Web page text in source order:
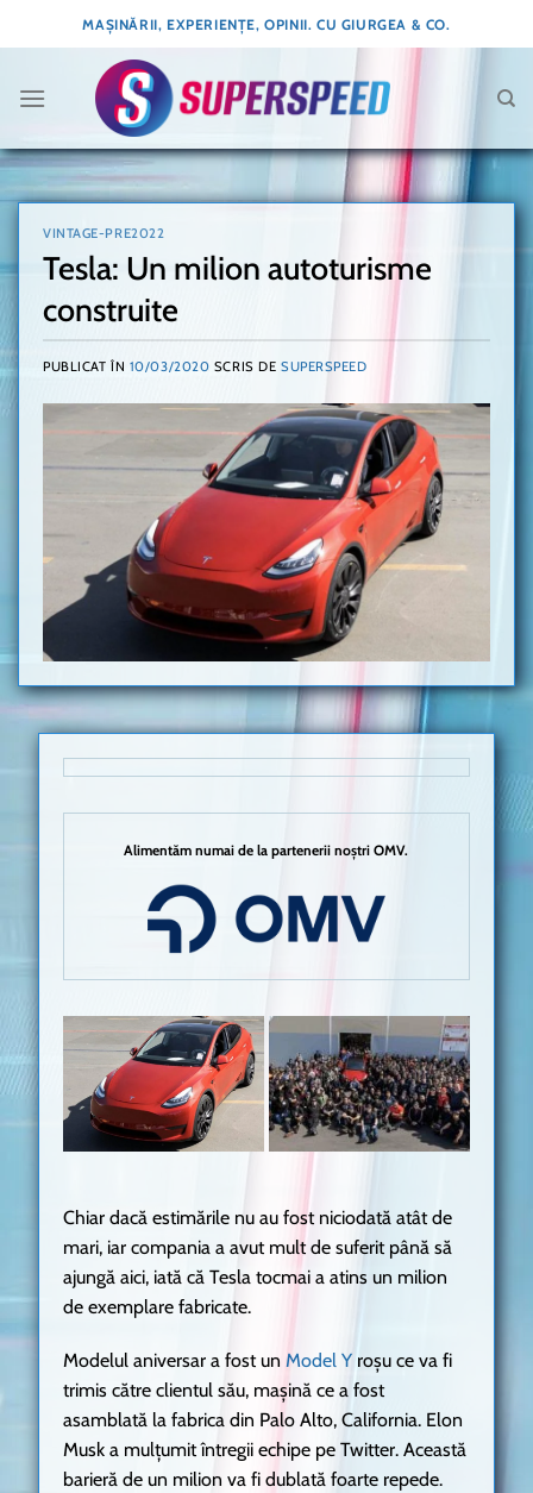
to
MAȘINĂRII, EXPERIENȚE, OPINII. CU GIURGEA & CO.
VINTAGE-PRE2022
Tesla: Un milion autoturisme
construite
PUBLICAT ÎN 10/03/2020 SCRIS DE SUPERSPEED
Alimentăm numai de la partenerii noștri OMV.
Chiar dacă estimările nu au fost niciodată atât de
mari, iar compania a avut mult de suferit până să
ajungă aici, iată că Tesla tocmai a atins un milion
de exemplare fabricate.
Modelul aniversar a fost un Model Yroșu ce va fi
trimis către clientul său, mașină ce a fost
asamblată la fabrica din Palo Alto, California. Elon
Musk a mulțumit întregii echipe pe Twitter. Această
barieră de un milion va fi dublată foarte repede.